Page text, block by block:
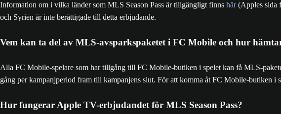
Information om i vilka länder som MLS Season Pass är tillgängligt finns här(Apples sida
och Syrien är inte berättigade till detta erbjudande.
Vem kan ta del av MLS-avsparkspaketet i FC Mobile och hur
Alla FC Mobile-spelare som har tillgång till FC Mobile-butiken i spelet kan få MLS-
gång per kampanjperiod fram till kampanjens slut. För att komma åt FC Mobile-butiken
Hur fungerar Apple TV-erbjudandet för MLS Season Pass?